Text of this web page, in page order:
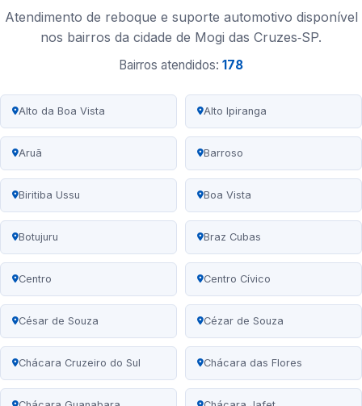
Atendimento de reboque e suporte automotivo disponível
nos bairros da cidade de Mogi das Cruzes‑SP.
Bairros atendidos: 178
Alto da Boa Vista Alto Ipiranga
Aruã Barroso
Biritiba Ussu Boa Vista
Botujuru Braz Cubas
Centro Centro Cívico
César de Souza Cézar de Souza
Chácara Cruzeiro do Sul Chácara das Flores